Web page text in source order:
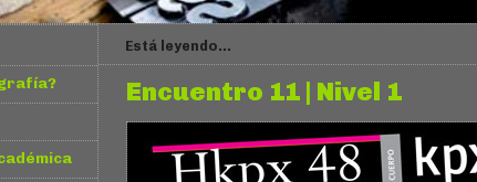
Está leyendo...
Encuentro 11 | Nivel 1